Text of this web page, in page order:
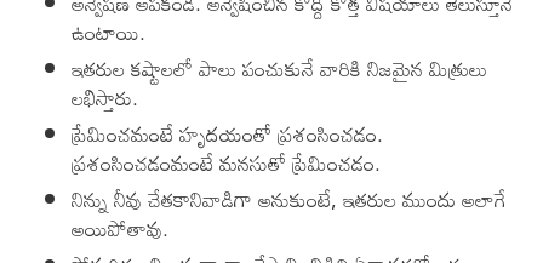
ఉంటాయి.
ఇతరుల కష్టాలలో పాలు పంచుకునే వారికి నిజమైన మిత్రులు
లభిస్తారు.
ప్రేమించమంటే హృదయంతో ప్రశంసించడం.
ప్రశంసించడంమంటే మనసుతో ప్రేమించడం.
నిన్ను నీవు చేతకానివాడిగా అనుకుంటే, ఇతరుల ముందు అలాగే
అయిపోతావు.